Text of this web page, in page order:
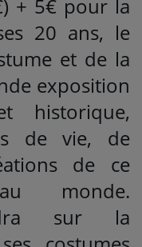
+ 5€ pour la
20 ans, le
et de la
exposition
de vie, de
de ce
monde.
sur la